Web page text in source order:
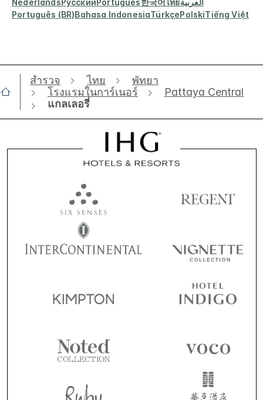
Português (BR)Bahasa IndonesiaTürkçePolskiTiếng Việt
สำรวจ ไทย
พัทยา
โรงแรมในการ์เนอร์
Pattaya Central
แกลเลอรี่